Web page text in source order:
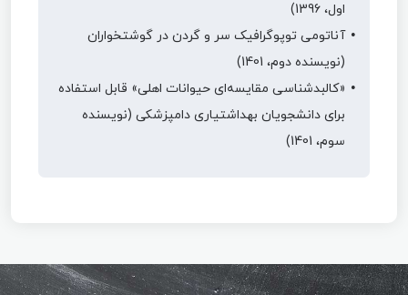
اول، 1396)
آناتومی توپوگرافیک سر و گردن در گوشتخواران
(نویسنده دوم، 1401)
«کالبدشناسی مقایسه‌ای حیوانات اهلی» قابل استفاده
برای دانشجویان بهداشتیاری دامپزشکی (نویسنده
سوم، 1401)